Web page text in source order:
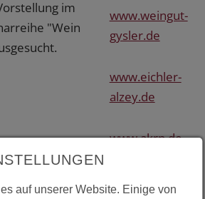
im
"Wein
Foto, um
zu
www.weingut-
gysler.de
www.eichler-
alzey.de
www.akrp.de
auf unserer Website. Einige von